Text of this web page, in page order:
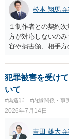
松本 翔馬 弁
１制作者との契約
方が対応しないの
容や損害額、相手
求する場合もあり
細な検討が必要で
う。 ６弁護士に窓
つです。
犯罪被害を受け
いて
#偽造罪 #内縁関係・事
2026年7月14日
吉田 雄大 弁